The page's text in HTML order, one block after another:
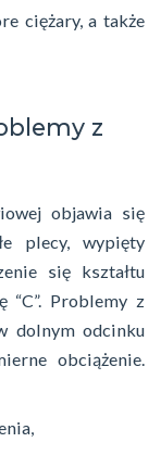
ciężary, a także
z
objawia się
plecy, wypięty
się kształtu
“C”. Problemy z
dolnym odcinku
obciążenie.